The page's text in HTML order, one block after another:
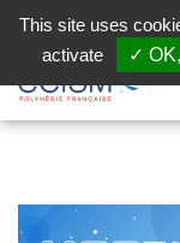
Facebook
This site uses
activate
✓